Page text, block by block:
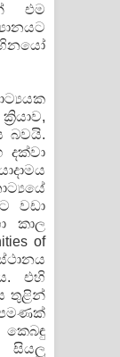
එම
බවයි.
වඩා
කාල
of
එහි
තුළින්
පමණක්
සියලු